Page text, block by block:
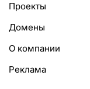
Проекты
Домены
О компании
Реклама